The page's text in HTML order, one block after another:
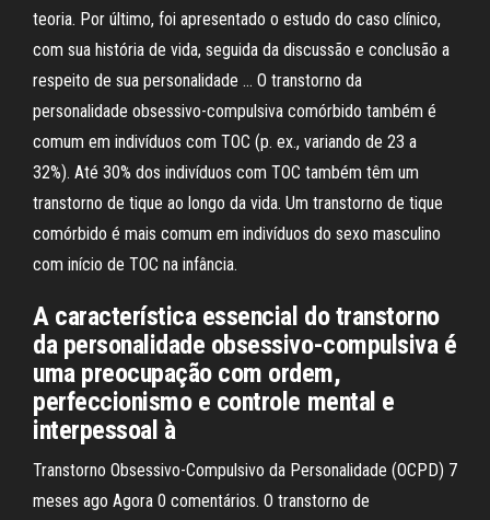
teoria. Por último, foi apresentado o estudo do caso clínico,
com sua história de vida, seguida da discussão e conclusão a
respeito de sua personalidade … O transtorno da
personalidade obsessivo-compulsiva comórbido também é
comum em indivíduos com TOC (p. ex., variando de 23 a
32%). Até 30% dos indivíduos com TOC também têm um
transtorno de tique ao longo da vida. Um transtorno de tique
comórbido é mais comum em indivíduos do sexo masculino
com início de TOC na infância.
A característica essencial do transtorno
da personalidade obsessivo-compulsiva é
uma preocupação com ordem,
perfeccionismo e controle mental e
interpessoal à
Transtorno Obsessivo-Compulsivo da Personalidade (OCPD) 7
meses ago Agora 0 comentários. O transtorno de